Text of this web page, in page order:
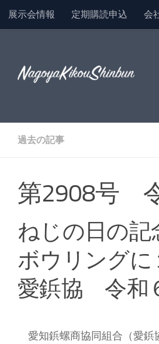
コンテンツへスキップ
展示会情報 定期購読申込 会
過去の記事
第2908号
ねじの日の
ボウリングに
愛鋲協 令和
愛知鋲螺商協同組合（愛鋲